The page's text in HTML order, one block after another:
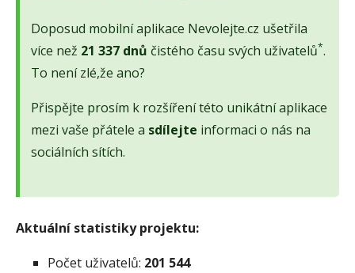
Doposud mobilní aplikace Nevolejte.cz ušetřila
více než 21 337 dnů čistého času svých uživatelů*.
To není zlé,že ano?
Přispějte prosím k rozšíření této unikátní aplikace
mezi vaše přátele a sdílejte informaci o nás na
sociálních sítích.
Aktuální statistiky projektu:
Počet uživatelů: 201 544